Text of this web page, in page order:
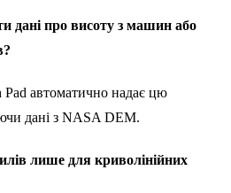
дані про висоту з машин або
Pad автоматично надає цю
дані з NASA DEM.
лише для криволінійних